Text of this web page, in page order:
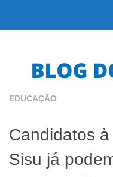
EDUCAÇÃO
Candidatos
Sisu já